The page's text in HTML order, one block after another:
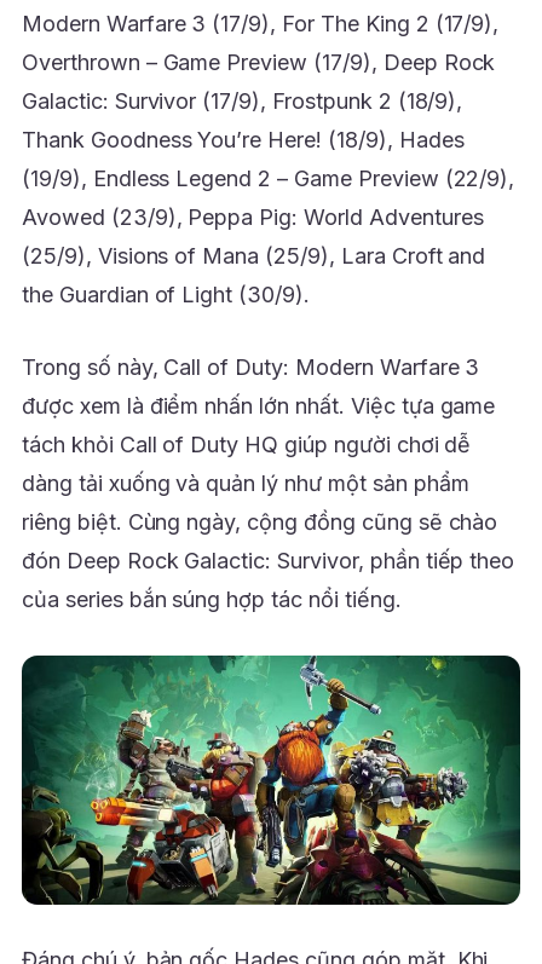
Modern Warfare 3 (17/9), For The King 2 (17/9),
Overthrown – Game Preview (17/9), Deep Rock
Galactic: Survivor (17/9), Frostpunk 2 (18/9),
Thank Goodness You’re Here! (18/9), Hades
(19/9), Endless Legend 2 – Game Preview (22/9),
Avowed (23/9), Peppa Pig: World Adventures
(25/9), Visions of Mana (25/9), Lara Croft and
the Guardian of Light (30/9).
Trong số này, Call of Duty: Modern Warfare 3
được xem là điểm nhấn lớn nhất. Việc tựa game
tách khỏi Call of Duty HQ giúp người chơi dễ
dàng tải xuống và quản lý như một sản phẩm
riêng biệt. Cùng ngày, cộng đồng cũng sẽ chào
đón Deep Rock Galactic: Survivor, phần tiếp theo
của series bắn súng hợp tác nổi tiếng.